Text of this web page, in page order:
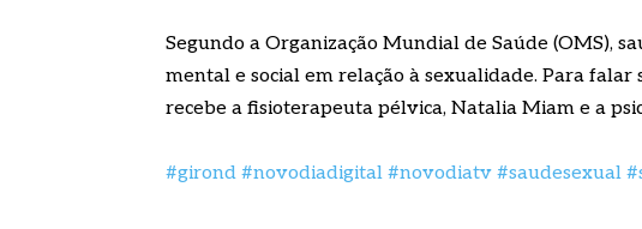
Segundo a Organização Mundial de Saúde (OMS),
mental e social em relação à sexualidade. Para
recebe a fisioterapeuta pélvica, Natalia Miam e a
#girond #novodiadigital #novodiatv #saudesexual